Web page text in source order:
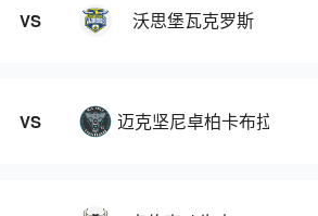
VS 沃思堡瓦克罗斯
VS 迈克坚尼卓柏卡布拉